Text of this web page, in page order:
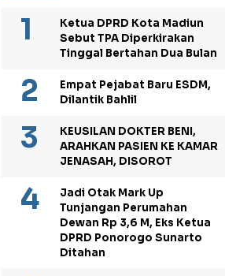
Ketua DPRD Kota Madiun
Sebut TPA Diperkirakan
Tinggal Bertahan Dua Bulan
Empat Pejabat Baru ESDM,
Dilantik Bahlil
KEUSILAN DOKTER BENI,
ARAHKAN PASIEN KE KAMAR
JENASAH, DISOROT
Jadi Otak Mark Up
Tunjangan Perumahan
Dewan Rp 3,6 M, Eks Ketua
DPRD Ponorogo Sunarto
Ditahan